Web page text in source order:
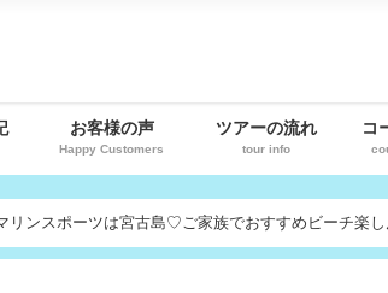
お客様の声
Happy Customers
ツアーの流れ
tour info
コ
ンスポーツは宮古島♡ご家族でおすすめビーチ楽し